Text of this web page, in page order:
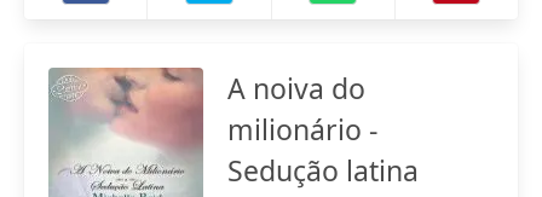
A noiva do
milionário -
Sedução latina